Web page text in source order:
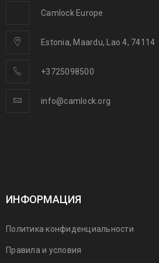
Camlock Europe
Estonia, Maardu, Lao 4, 74114
+3725098500
info@camlock.org
ИНФОРМАЦИЯ
Политика конфиденциальности
Правила и условия